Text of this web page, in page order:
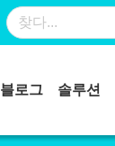
블로그 솔루션